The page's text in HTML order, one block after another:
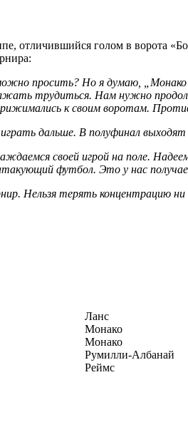
отличившийся голом в ворота
просить? Но я думаю,
трудиться. Нам нужно
к своим воротам.
дальше. В полуфинал
своей игрой на поле.
футбол. Это у нас
Нельзя терять концентрацию
Ланс
Монако
Монако
Румилли-Албанай
Реймс